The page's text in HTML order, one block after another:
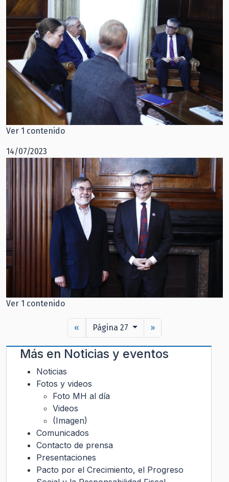
Ver 1 contenido
14/07/2023
Ver 1 contenido
« Página 27 »
Más en Noticias y eventos
Noticias
Fotos y videos
Foto MH al día
Videos
(Imagen)
Comunicados
Contacto de prensa
Presentaciones
Pacto por el Crecimiento, el Progreso